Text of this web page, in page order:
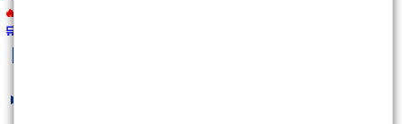
🔥 報名即將截止
🛒
kobepenny